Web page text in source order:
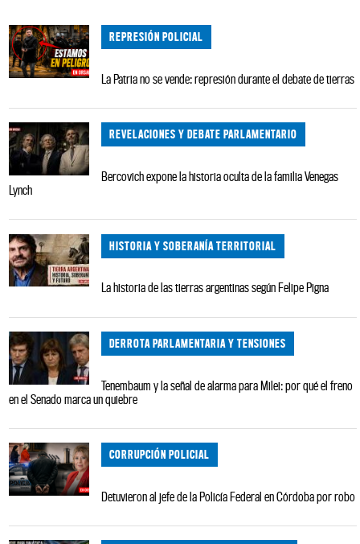
REPRESIÓN POLICIAL
La Patria no se vende: represión durante el debate de tierras
REVELACIONES Y DEBATE PARLAMENTARIO
Bercovich expone la historia oculta de la familia Venegas
Lynch
HISTORIA Y SOBERANÍA TERRITORIAL
La historia de las tierras argentinas según Felipe Pigna
DERROTA PARLAMENTARIA Y TENSIONES
Tenembaum y la señal de alarma para Milei: por qué el freno
en el Senado marca un quiebre
CORRUPCIÓN POLICIAL
Detuvieron al jefe de la Policía Federal en Córdoba por robo